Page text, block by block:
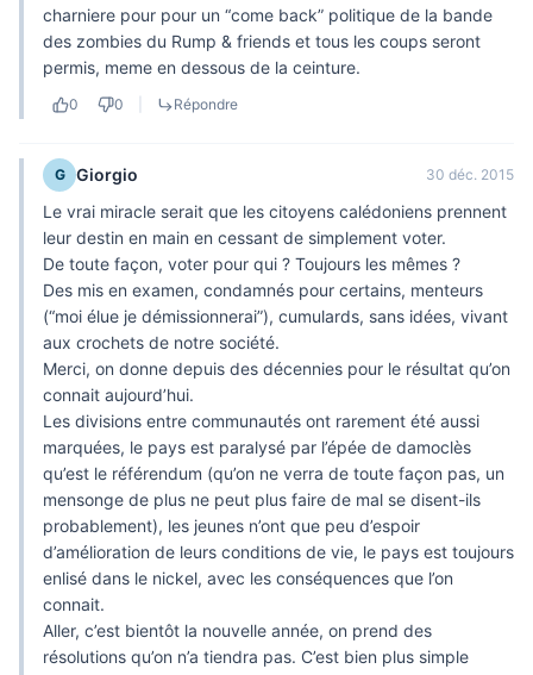
charniere pour pour un “come back” politique de la bande
des zombies du Rump & friends et tous les coups seront
permis, meme en dessous de la ceinture.
0 0 Répondre
G Giorgio 30 déc. 2015
Le vrai miracle serait que les citoyens calédoniens prennent
leur destin en main en cessant de simplement voter.
De toute façon, voter pour qui ? Toujours les mêmes ?
Des mis en examen, condamnés pour certains, menteurs
(“moi élue je démissionnerai”), cumulards, sans idées, vivant
aux crochets de notre société.
Merci, on donne depuis des décennies pour le résultat qu’on
connait aujourd’hui.
Les divisions entre communautés ont rarement été aussi
marquées, le pays est paralysé par l’épée de damoclès
qu’est le référendum (qu’on ne verra de toute façon pas, un
mensonge de plus ne peut plus faire de mal se disent-ils
probablement), les jeunes n’ont que peu d’espoir
d’amélioration de leurs conditions de vie, le pays est toujours
enlisé dans le nickel, avec les conséquences que l’on
connait.
Aller, c’est bientôt la nouvelle année, on prend des
résolutions qu’on n’a tiendra pas. C’est bien plus simple